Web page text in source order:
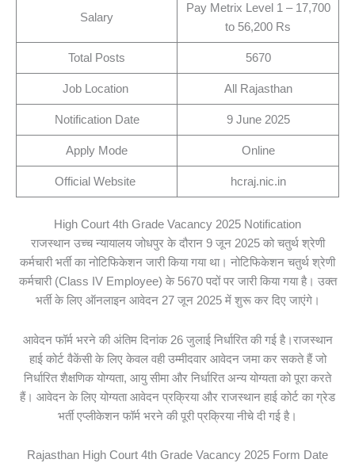
Salary
Pay Metrix Level 1 – 17,700
to 56,200 Rs
Total Posts 5670
Job Location All Rajasthan
Notification Date 9 June 2025
Apply Mode Online
Official Website hcraj.nic.in
High Court 4th Grade Vacancy 2025 Notification
राजस्थान उच्च न्यायालय जोधपुर के दौरान 9 जून 2025 को चतुर्थ श्रेणी
कर्मचारी भर्ती का नोटिफिकेशन जारी किया गया था। नोटिफिकेशन चतुर्थ श्रेणी
कर्मचारी (Class IV Employee) के 5670 पदों पर जारी किया गया है। उक्त
भर्ती के लिए ऑनलाइन आवेदन 27 जून 2025 में शुरू कर दिए जाएंगे।
आवेदन फॉर्म भरने की अंतिम दिनांक 26 जुलाई निर्धारित की गई है।राजस्थान
हाई कोर्ट वैकेंसी के लिए केवल वही उम्मीदवार आवेदन जमा कर सकते हैं जो
निर्धारित शैक्षणिक योग्यता, आयु सीमा और निर्धारित अन्य योग्यता को पूरा करते
हैं। आवेदन के लिए योग्यता आवेदन प्रक्रिया और राजस्थान हाई कोर्ट का ग्रेड
भर्ती एप्लीकेशन फॉर्म भरने की पूरी प्रक्रिया नीचे दी गई है।
Rajasthan High Court 4th Grade Vacancy 2025 Form Date